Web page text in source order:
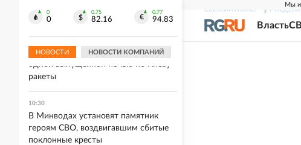
Мы
СВЕЖИЙ НОМЕР РГ-НЕДЕЛЯ
Власть
0
0
0.75
82.16
0.77
94.83
НОВОСТИ НОВОСТИ КОМПАНИЙ
Ростовской области
ВВС Украины не смогли сбить ни
одной выпущенной ночью по Киеву
ракеты
10:30
В Минводах установят памятник
героям СВО, воздвигавшим сбитые
поклонные кресты